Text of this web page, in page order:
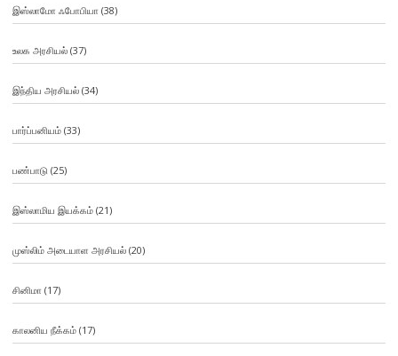
இஸ்லாமோ ஃபோபியா (38)
உலக அரசியல்(37)
இந்திய அரசியல்(34)
பார்ப்பனியம்(33)
பண்பாடு(25)
இஸ்லாமிய இயக்கம்(21)
முஸ்லிம் அடையாள அரசியல்(20)
சினிமா (17)
காலனிய நீக்கம்(17)